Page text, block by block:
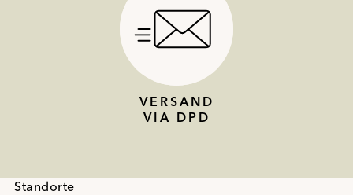
VERSAND
VIA DPD
Standorte